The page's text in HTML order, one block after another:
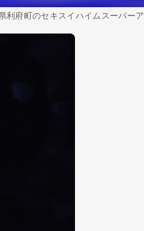
利府町のセキスイハイムスーパーア